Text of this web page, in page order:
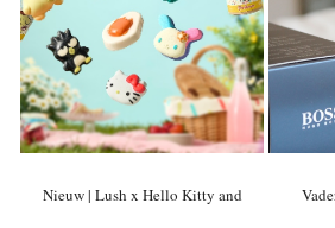
Nieuw | Lush x Hello Kitty and